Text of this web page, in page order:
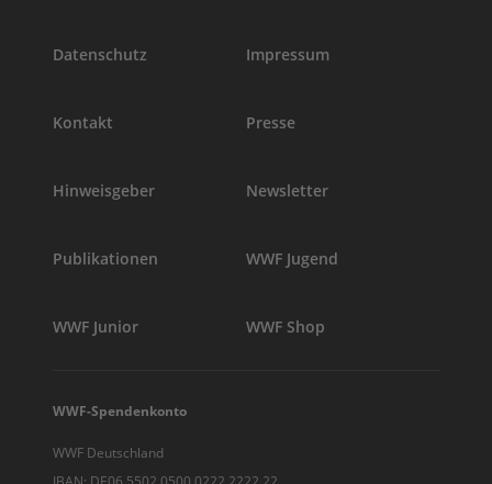
Datenschutz Impressum
Kontakt Presse
Hinweisgeber Newsletter
Publikationen WWF Jugend
WWF Junior WWF Shop
WWF-Spendenkonto
WWF Deutschland